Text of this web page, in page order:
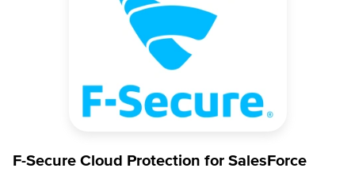
F-Secure Cloud Protection for SalesForce